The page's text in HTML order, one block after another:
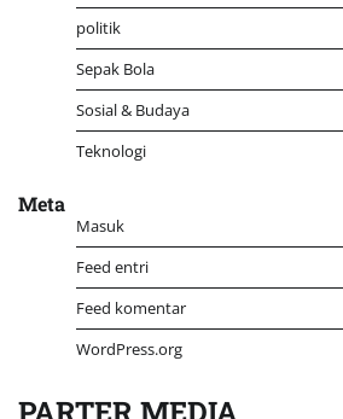
politik
Sepak Bola
Sosial & Budaya
Teknologi
Meta
Masuk
Feed entri
Feed komentar
WordPress.org